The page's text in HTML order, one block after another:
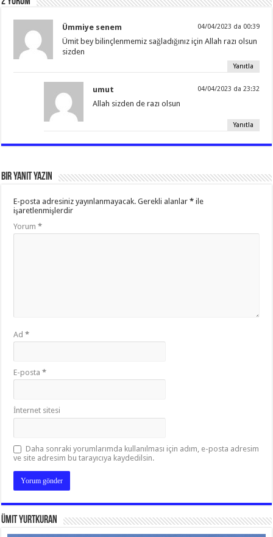
Ümmiye senem 04/04/2023 da 00:39
Ümit bey bilinçlenmemiz sağladığınız için Allah razı olsun
sizden
Yanıtla
umut 04/04/2023 da 23:32
Allah sizden de razı olsun
Yanıtla
Bir yanıt yazın
E-posta adresiniz yayınlanmayacak. Gerekli alanlar* ile
işaretlenmişlerdir
Yorum*
Ad*
E-posta*
İnternet sitesi
Daha sonraki yorumlarımda kullanılması için adım, e-posta adresim
ve site adresim bu tarayıcıya kaydedilsin.
Ümit Yurtkuran